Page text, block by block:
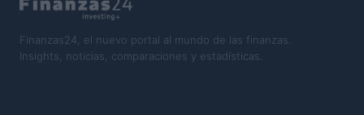
Finanzas24, el nuevo portal al mundo de las finanzas.
Insights, noticias, comparaciones y estadísticas.